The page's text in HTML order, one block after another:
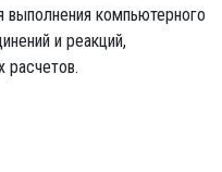
компьютерного
и реакций,
расчетов.